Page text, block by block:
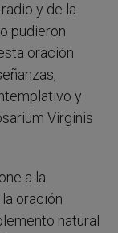
y de la
pudieron
oración
y
Virginis
a la
oración
natural